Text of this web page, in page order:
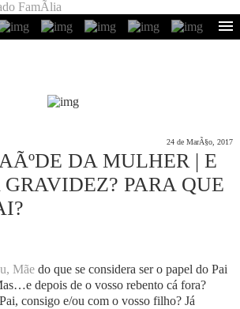
FamÃ­lia
24 de MarÃ§o, 2017
DA MULHER | E
PARA QUE
Mãedo que se considera ser o papel do Pai
depois de o vosso rebento cá fora?
consigo e/ou com o vosso filho? Já